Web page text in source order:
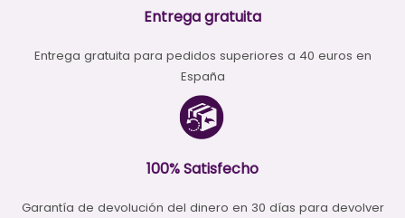
Entrega gratuita
Entrega gratuita para pedidos superiores a 40 euros en
España
100% Satisfecho
Garantía de devolución del dinero en 30 días para devolver